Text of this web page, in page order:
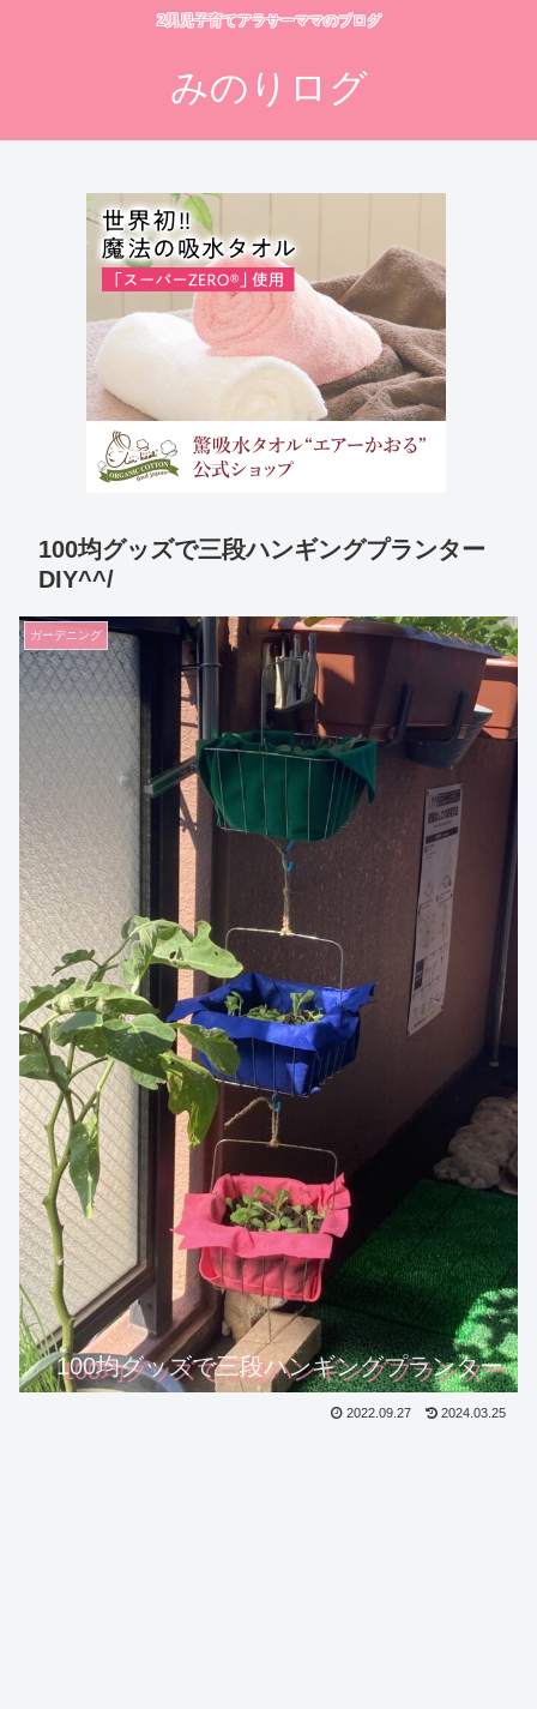
2男児子育てアラサーママのブログ
みのりログ
100均グッズで三段ハンギングプランター
DIY^^/
ガーデニング
100均グッズで三段ハンギングプランター
2022.09.27 2024.03.25